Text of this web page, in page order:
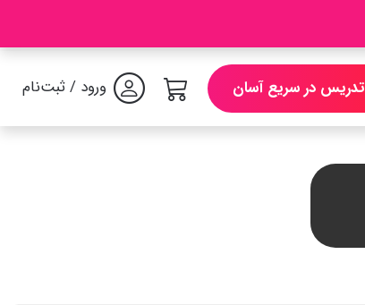
تدریس در سریع آسان ورود / ثبت‌نام